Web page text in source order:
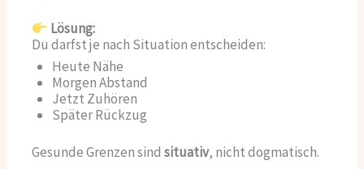
Lösung:
Du darfst je nach Situation entscheiden:
Heute Nähe
Morgen Abstand
Jetzt Zuhören
Später Rückzug
Gesunde Grenzen sindsituativ, nicht dogmatisch.